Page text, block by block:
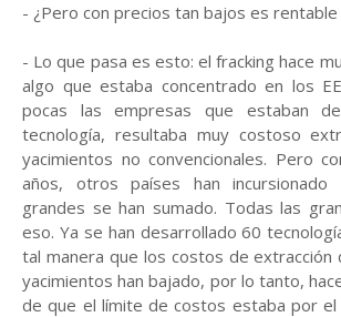
- ¿Pero con precios tan bajos es rentable
- Lo que pasa es esto: el fracking hace
algo que estaba concentrado en los
pocas las empresas que estaban
tecnología, resultaba muy costoso
yacimientos no convencionales. Pero
años, otros países han
grandes se han sumado. Todas las
eso. Ya se han desarrollado 60
tal manera que los costos de extracción
yacimientos han bajado, por lo tanto,
de que el límite de costos estaba por el